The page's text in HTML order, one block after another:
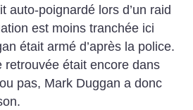
auto-poignardé lors d’un raid
est moins tranchée ici
était armé d’après la police.
retrouvée était encore dans
pas, Mark Duggan a donc